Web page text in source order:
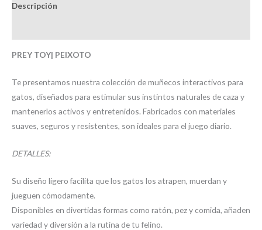
Descripción
PREY TOY| PEIXOTO
Te presentamos nuestra colección de muñecos interactivos para
gatos, diseñados para estimular sus instintos naturales de caza y
mantenerlos activos y entretenidos. Fabricados con materiales
suaves, seguros y resistentes, son ideales para el juego diario.
DETALLES:
Su diseño ligero facilita que los gatos los atrapen, muerdan y
jueguen cómodamente.
Disponibles en divertidas formas como ratón, pez y comida, añaden
variedad y diversión a la rutina de tu felino.